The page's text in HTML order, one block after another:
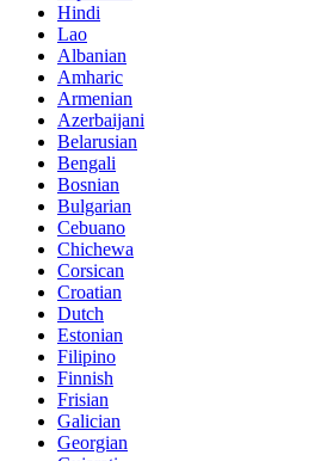
Hindi
Lao
Albanian
Amharic
Armenian
Azerbaijani
Belarusian
Bengali
Bosnian
Bulgarian
Cebuano
Chichewa
Corsican
Croatian
Dutch
Estonian
Filipino
Finnish
Frisian
Galician
Georgian